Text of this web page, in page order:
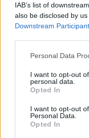
IAB’s list of
also be disclosed by
Downstream
Please note that this
not limited to your visit
grant or deny consent
use your data for
consent section.
Personal Data
I want to opt-out
personal data.
Opted In
I want to opt-out
Personal Data.
Opted In
Kövess minket,
Facebookon is!